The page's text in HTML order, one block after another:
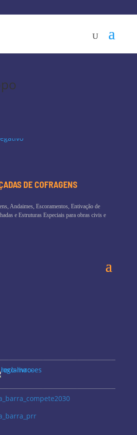
DE COFRAGENS
Andaimes, Escoramentos, Entivação de
e Estruturas Especiais para obras civis e